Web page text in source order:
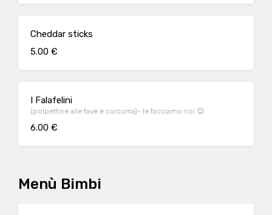
Cheddar sticks
5.00 €
I Falafelini
(polpettine alle fave e curcuma)- le facciamo noi 😉
6.00 €
Menù Bimbi